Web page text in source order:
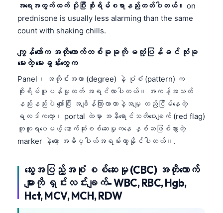
အရေအတွက်ထက် ပိုပြီး စိုးရိမ်စရာနည်းတတ်ပါတယ်။ on
prednisone is usually less alarming than the same
count with shaking chills.
ကျွန်တော်က အတိုကောက်တစ်ခုခုကို မတုံ့ပြန်ခင် သုံးခု
မေးတဲ့ မေးခွန်းတွေက
Panel၊ အတိုင်းအတာ (degree) နဲ့ ပုံစံ (pattern) က
စိုးရိမ်ပူပန်မှုထက် အရင်လာပါတယ်။ အကန့်အသတ်
နည်းနည်းပဲ ကျော်ပြီး အချိန်ကြာလာတာနဲ့အမျှ တည်ငြိမ်နေတဲ့
ရလဒ်ကတော့၊ portal ထဲမှာ အနီရောင်သတိပေးချက် (red flag)
တူတူရပေမယ့် နောက်ဆုံးစစ်ဆေးမှုကနေ နှစ်ဆဖြစ်သွားတဲ့
marker နဲ့တော့ အဓိပ္ပါယ်အရမ်းကွာနိုင်ပါတယ်။.
သွေးအပြည့်အစုံ စစ်ဆေးမှု (CBC) အတိုကောက်
များကို ရှင်းလင်းချက်- WBC, RBC, Hgb,
Hct, MCV, MCH, RDW